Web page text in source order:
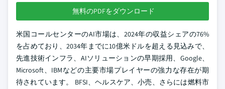
無料のPDFをダウンロード
米国コールセンターのAI市場は、2024年の収益シェアの76%
を占めており、2034年までに10億米ドルを超える見込みで、
先進技術インフラ、AIソリューションの早期採用、Google、
Microsoft、IBMなどの主要市場プレイヤーの強力な存在が期
待されています。 BFSI、ヘルスケア、小売、さらには燃料市